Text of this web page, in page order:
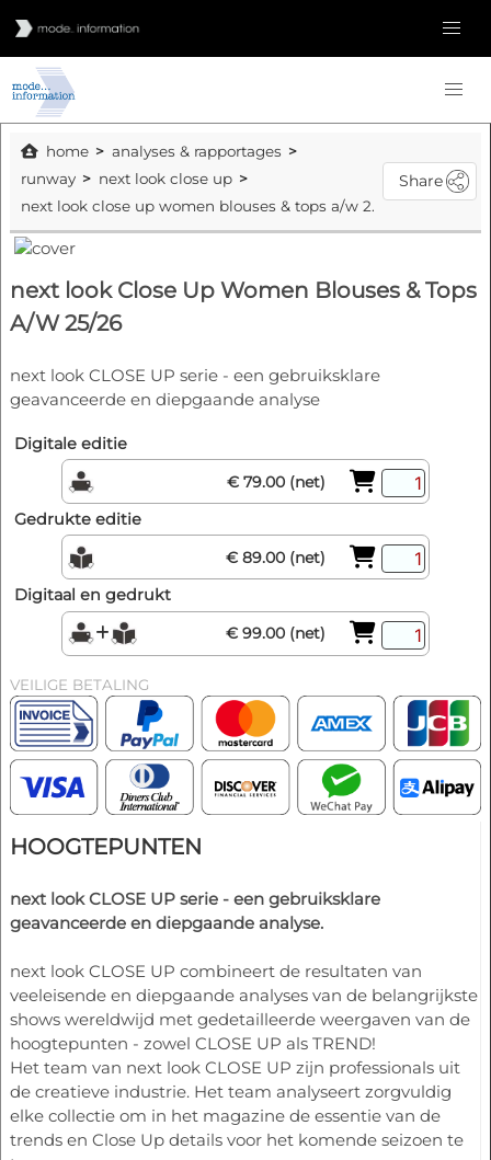
home
analyses & rapportages
runway
next look close up
next look close up women blouses & tops a/w 25/26
Share
next look Close Up Women Blouses & Tops
A/W 25/26
next look CLOSE UP serie - een gebruiksklare
geavanceerde en diepgaande analyse
Digitale editie
€ 79.00 (net)
Gedrukte editie
€ 89.00 (net)
Digitaal en gedrukt
€ 99.00 (net)
VEILIGE BETALING
HOOGTEPUNTEN
next look CLOSE UP serie - een gebruiksklare
geavanceerde en diepgaande analyse.
next look CLOSE UP combineert de resultaten van
veeleisende en diepgaande analyses van de belangrijkste
shows wereldwijd met gedetailleerde weergaven van de
hoogtepunten - zowel CLOSE UP als TREND!
Het team van next look CLOSE UP zijn professionals uit
de creatieve industrie. Het team analyseert zorgvuldig
elke collectie om in het magazine de essentie van de
trends en Close Up details voor het komende seizoen te